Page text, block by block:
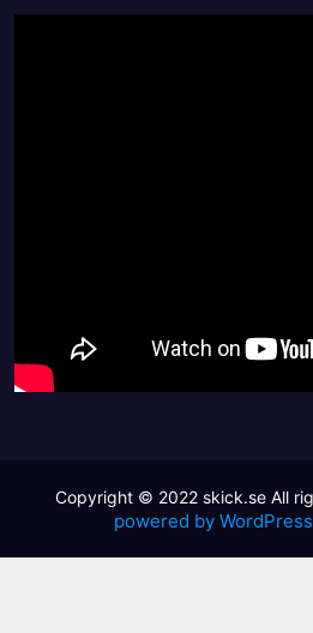
powered by WordPress